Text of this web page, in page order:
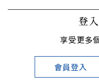
登
享受更多
會員登入